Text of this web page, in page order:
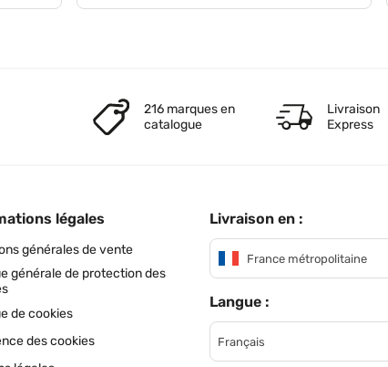
216 marques en
catalogue
Livraison
Express
légales
générales de vente
générale de protection des
de cookies
des cookies
Livraison en :
France métropolitaine
Langue :
Français